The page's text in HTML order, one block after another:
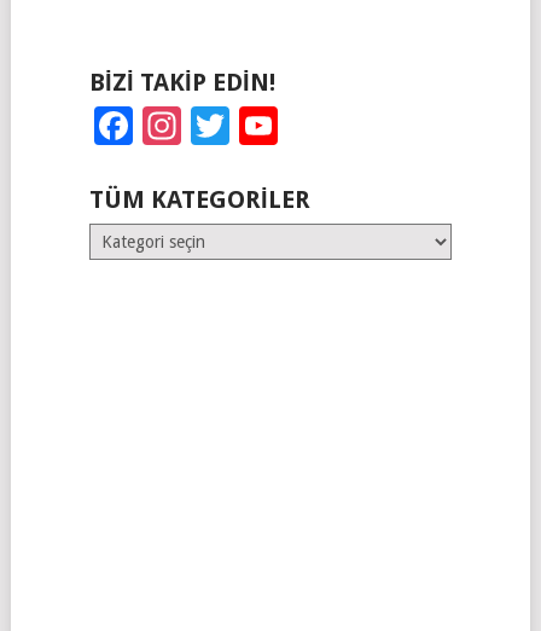
BIZI TAKIP EDIN!
Facebook
Instagram
Twitter
TÜM KATEGORILER
Tüm
Kategoriler